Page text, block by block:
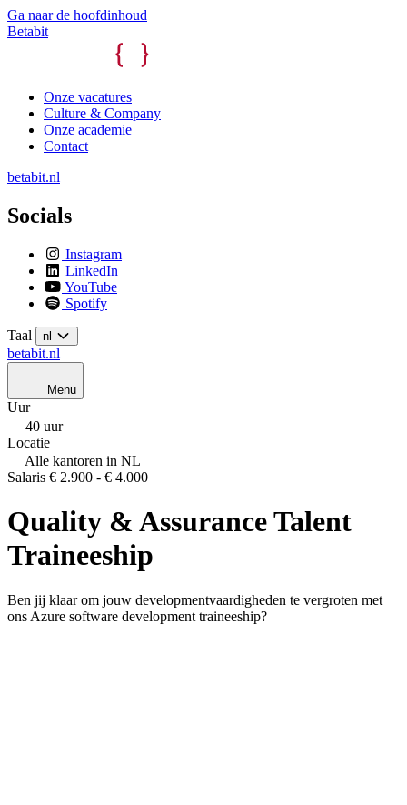
Ga naar de hoofdinhoud
Betabit
Onze vacatures
Culture & Company
Onze academie
Contact
betabit.nl
Socials
Instagram
LinkedIn
YouTube
Spotify
Taal nl
betabit.nl
Menu
Uur
40 uur
Locatie
Alle kantoren in NL
Salaris € 2.900 - € 4.000
Quality & Assurance Talent
Traineeship
Ben jij klaar om jouw developmentvaardigheden te vergroten met
ons Azure software development traineeship?